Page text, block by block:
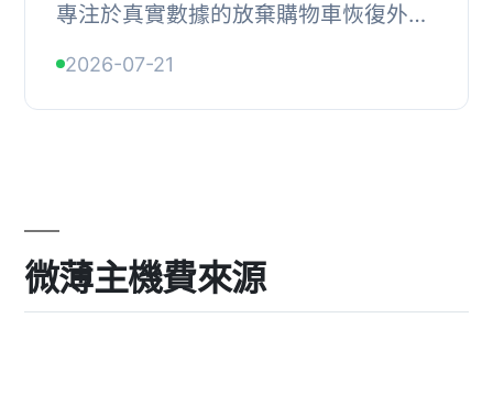
專注於真實數據的放棄購物車恢復外
情況下記錄放棄的購物車，並提供與實
際完成訂單相符...
2026-07-21
微薄主機費來源